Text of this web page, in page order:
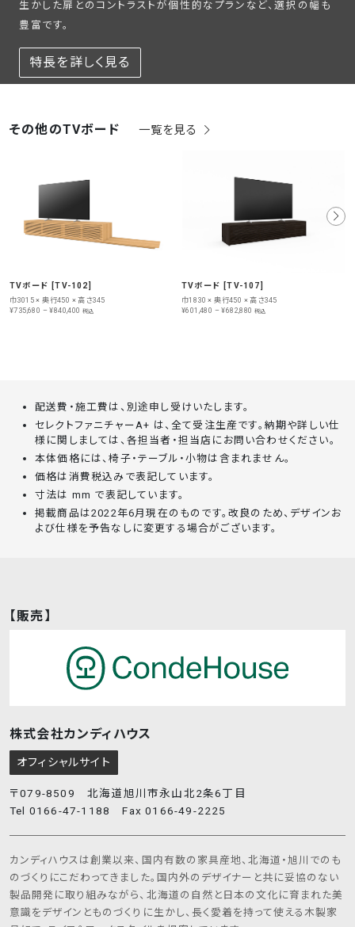
生かした扉とのコントラストが個性的なプランなど、選択の幅も
豊富です。
特長を詳しく見る
その他のTVボード 一覧を見る
TVボード [TV-102]
巾3015 × 奥行450 × 高さ345
¥735,680 – ¥840,400 税込
TVボード [TV-107]
巾1830 × 奥行450 × 高さ345
¥601,480 – ¥682,880 税込
配送費・施工費は、別途申し受けいたします。
セレクトファニチャーA+ は、全て受注生産です。納期や詳しい仕
様に関しましては、各担当者・担当店にお問い合わせください。
本体価格には、椅子・テーブル・小物は含まれません。
価格は消費税込みで表記しています。
寸法は mm で表記しています。
掲載商品は2022年6月現在のものです。改良のため、デザインお
よび仕様を予告なしに変更する場合がございます。
【販売】
株式会社カンディハウス
オフィシャルサイト
〒079-8509 北海道旭川市永山北2条6丁目
Tel 0166-47-1188 Fax 0166-49-2225
カンディハウスは創業以来、国内有数の家具産地、北海道・旭川でのも
のづくりにこだわってきました。国内外のデザイナーと共に妥協のない
製品開発に取り組みながら、北海道の自然と日本の文化に育まれた美
意識をデザインとものづくりに生かし、長く愛着を持って使える木製家